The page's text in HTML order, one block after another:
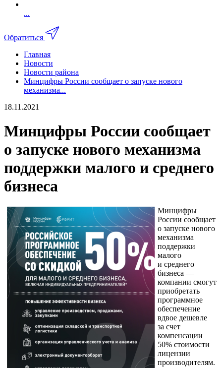
...
Обратиться
Главная
Новости
Новости района
Минцифры России сообщает о запуске нового
механизма...
18.11.2021
Минцифры России сообщает
о запуске нового механизма
поддержки малого и среднего
бизнеса
Минцифры
России сообщает
о запуске нового
механизма
поддержки
малого
и среднего
бизнеса —
компании смогут
приобретать
программное
обеспечение
вдвое дешевле
за счет
компенсации
50% стоимости
лицензии
производителям.